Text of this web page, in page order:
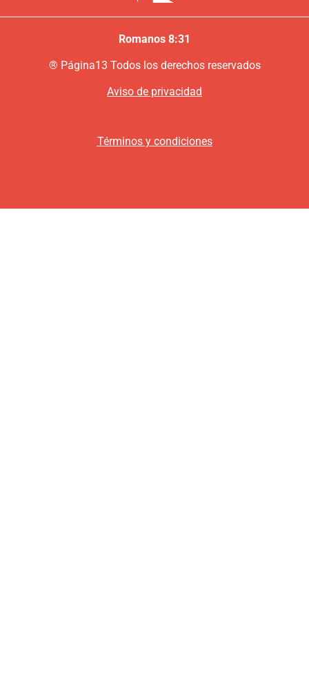
Romanos 8:31
® Página13 Todos los derechos reservados
Aviso de privacidad
Términos y condiciones